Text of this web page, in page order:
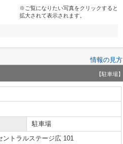
※ご覧になりたい写真をクリックすると
拡大されて表示されます。
情報の見方
【駐車場】
駐車場
ントラルステージ広 101